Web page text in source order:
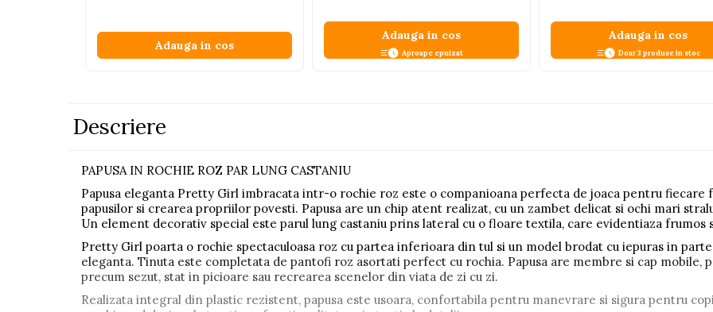
Saltelute si centre de activitati
Seturi de rufe
Trenuri cu sine
Vehicule de constructii
Adauga in cos
Adauga in cos
Aproape epuizat
Adauga in cos
Doar 3 produse in stoc
Descriere
PAPUSA IN ROCHIE ROZ PAR LUNG CASTANIU
Papusa eleganta Pretty Girl imbracata intr-o rochie roz este o companioana perfecta de joaca pentru
papusilor si crearea propriilor povesti. Papusa are un chip atent realizat, cu un zambet delicat si ochi mari
Un element decorativ special este parul lung castaniu prins lateral cu o floare textila, care evidentiaza frumos
Pretty Girl poarta o rochie spectaculoasa roz cu partea inferioara din tul si un model brodat cu iepuras in
eleganta. Tinuta este completata de pantofi roz asortati perfect cu rochia. Papusa are membre si cap
precum sezut, stat in picioare sau recrearea scenelor din viata de zi cu zi.
Realizata integral din plastic rezistent, papusa este usoara, confortabila pentru manevrare si sigura pentru